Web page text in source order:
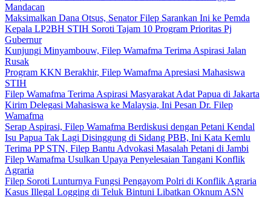
Mandacan
Maksimalkan Dana Otsus, Senator Filep Sarankan Ini ke Pemda
Kepala LP2BH STIH Soroti Tajam 10 Program Prioritas Pj
Gubernur
Kunjungi Minyambouw, Filep Wamafma Terima Aspirasi Jalan
Rusak
Program KKN Berakhir, Filep Wamafma Apresiasi Mahasiswa
STIH
Filep Wamafma Terima Aspirasi Masyarakat Adat Papua di Jakarta
Kirim Delegasi Mahasiswa ke Malaysia, Ini Pesan Dr. Filep
Wamafma
Serap Aspirasi, Filep Wamafma Berdiskusi dengan Petani Kendal
Isu Papua Tak Lagi Disinggung di Sidang PBB, Ini Kata Kemlu
Terima PP STN, Filep Bantu Advokasi Masalah Petani di Jambi
Filep Wamafma Usulkan Upaya Penyelesaian Tangani Konflik
Agraria
Filep Soroti Lunturnya Fungsi Pengayom Polri di Konflik Agraria
Kasus Illegal Logging di Teluk Bintuni Libatkan Oknum ASN